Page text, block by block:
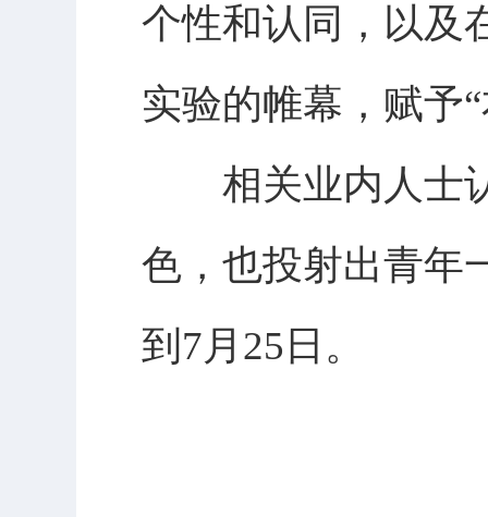
个性和认同，以及
实验的帷幕，赋予
相关业内人士认
色，也投射出青年
到7月25日。